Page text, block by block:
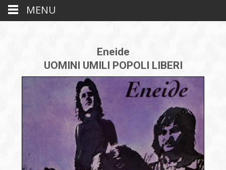
Eneide
UOMINI UMILI POPOLI LIBERI
MENU